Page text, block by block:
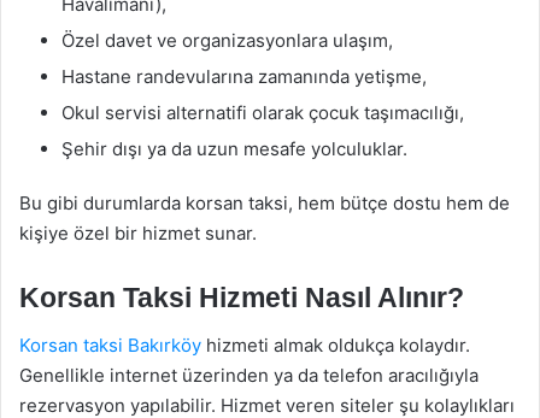
Özel davet ve organizasyonlara ulaşım,
Hastane randevularına zamanında yetişme,
Okul servisi alternatifi olarak çocuk taşımacılığı,
Şehir dışı ya da uzun mesafe yolculuklar.
Bu gibi durumlarda korsan taksi, hem bütçe dostu hem de
kişiye özel bir hizmet sunar.
Korsan Taksi Hizmeti Nasıl Alınır?
Korsan taksi Bakırköy hizmeti almak oldukça kolaydır.
Genellikle internet üzerinden ya da telefon aracılığıyla
rezervasyon yapılabilir. Hizmet veren siteler şu kolaylıkları